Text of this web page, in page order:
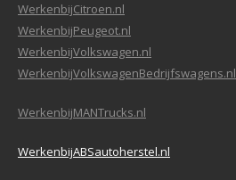
WerkenbijCitroen.nl
WerkenbijPeugeot.nl
WerkenbijVolkswagen.nl
WerkenbijVolkswagenBedrijfswagens.nl
WerkenbijMANTrucks.nl
WerkenbijABSautoherstel.nl